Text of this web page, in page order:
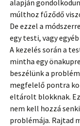
alapján
múlthoz fűződő
De ezzel a
egy testi, vagy
A kezelés során a
mintha egy
beszélünk a
megfelelő pontra
eltárolt blokknak.
nem kell hozzá
problémája. Rajtad